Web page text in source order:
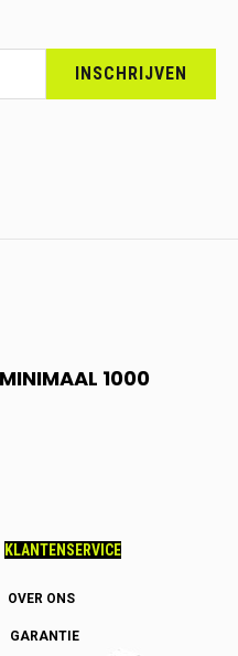
INSCHRIJVEN
1000
KLANTENSERVICE
OVER ONS
GARANTIE